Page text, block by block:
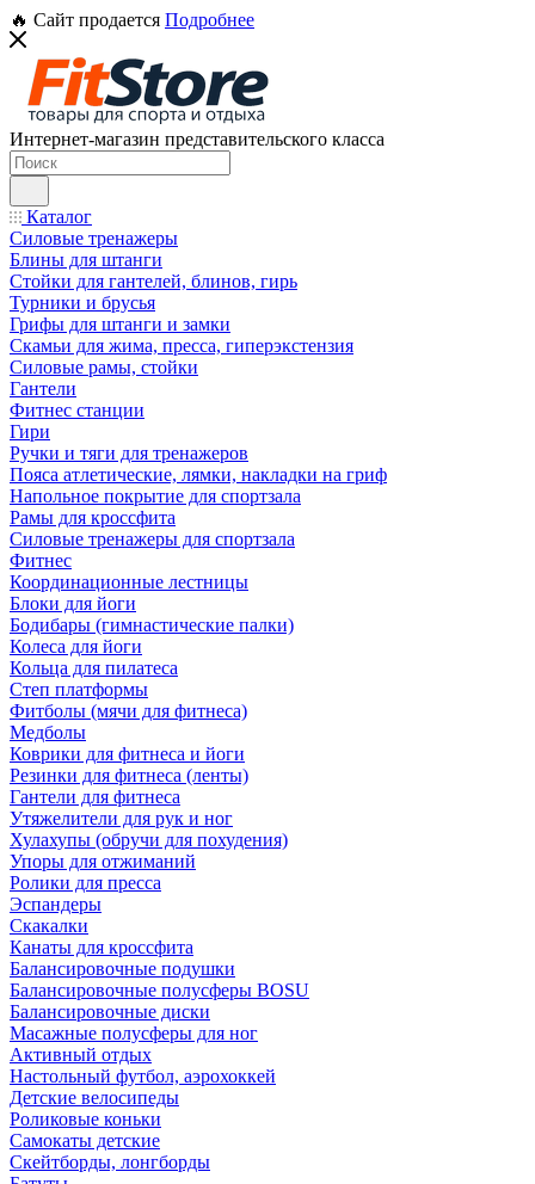
🔥 Сайт продается Подробнее
Интернет-магазин представительского класса
Каталог
Силовые тренажеры
Блины для штанги
Стойки для гантелей, блинов, гирь
Турники и брусья
Грифы для штанги и замки
Скамьи для жима, пресса, гиперэкстензия
Силовые рамы, стойки
Гантели
Фитнес станции
Гири
Ручки и тяги для тренажеров
Пояса атлетические, лямки, накладки на гриф
Напольное покрытие для спортзала
Рамы для кроссфита
Силовые тренажеры для спортзала
Фитнес
Координационные лестницы
Блоки для йоги
Бодибары (гимнастические палки)
Колеса для йоги
Кольца для пилатеса
Степ платформы
Фитболы (мячи для фитнеса)
Медболы
Коврики для фитнеса и йоги
Резинки для фитнеса (ленты)
Гантели для фитнеса
Утяжелители для рук и ног
Хулахупы (обручи для похудения)
Упоры для отжиманий
Ролики для пресса
Эспандеры
Скакалки
Канаты для кроссфита
Балансировочные подушки
Балансировочные полусферы BOSU
Балансировочные диски
Масажные полусферы для ног
Активный отдых
Настольный футбол, аэрохоккей
Детские велосипеды
Роликовые коньки
Самокаты детские
Скейтборды, лонгборды